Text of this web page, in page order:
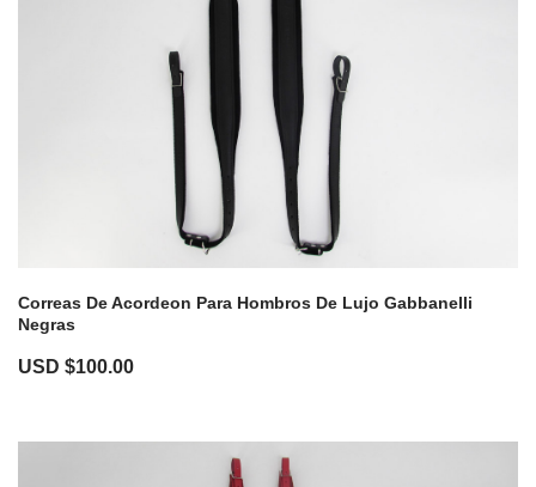
Correas De Acordeon Para Hombros De Lujo Gabbanelli
Negras
USD $100.00